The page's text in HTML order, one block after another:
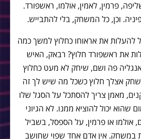
פרמין, לאמין, אולמו, ראשפורד.
וכן, כל המשחק, בלי להתבייש.
להעלות את אראוחו כחלוץ למשך כמה
את ראשפורד חלוץ? רבאק, האיש
פה ושם, שיחק לא מעט כחלוץ
לשחק אצלך חלוץ כשכל מה שיש לך זה
מאמן צריך להסתכל על הסגל שלו
שהוא יכול להוציא ממנו. לא הגיוני
אולמו או פרמין, על הספסל, בשביל
ישחק 70 דקות במשחק. אין אדם אחד שפוי שחושב